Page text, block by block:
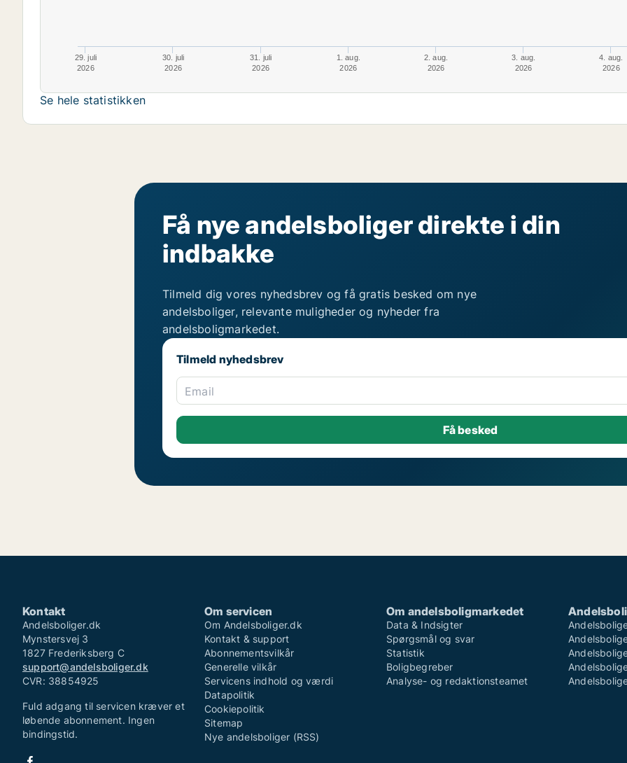
29. juli
2026
30. juli
2026
31. juli
2026
1. aug.
2026
2. aug.
2026
3. aug.
2026
4. aug.
2026
Se hele statistikken
Få nye andelsboliger direkte i din
indbakke
Tilmeld dig vores nyhedsbrev og få gratis besked om nye
andelsboliger, relevante muligheder og nyheder fra
andelsboligmarkedet.
Tilmeld nyhedsbrev
Email
Kontakt
Andelsboliger.dk
Mynstersvej 3
1827 Frederiksberg C
support@andelsboliger.dk
CVR: 38854925
Fuld adgang til servicen kræver et
løbende abonnement. Ingen
bindingstid.
Om servicen
Om Andelsboliger.dk
Kontakt & support
Abonnementsvilkår
Generelle vilkår
Servicens indhold og værdi
Datapolitik
Cookiepolitik
Sitemap
Nye andelsboliger (RSS)
Om andelsboligmarkedet
Data & Indsigter
Spørgsmål og svar
Statistik
Boligbegreber
Analyse- og redaktionsteamet